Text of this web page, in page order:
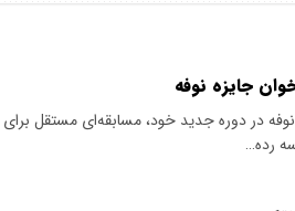
جایزه نوفه
در دوره جدید خود، مسابقه‌ای مستقل برای
رده‌…